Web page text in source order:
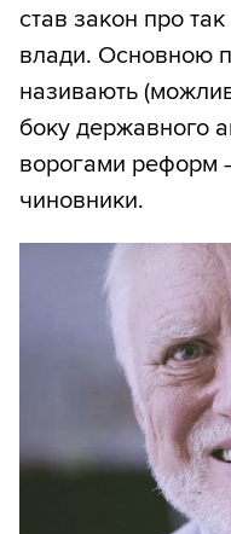
став закон про
влади. Основною
називають
боку державного
ворогами реформ
чиновники.